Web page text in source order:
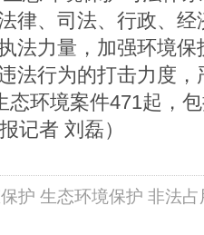
律、司法、行政、
法力量，加强环境
法行为的打击力度
态环境案件471起，
记者 刘磊）
护 生态环境保护 非法占